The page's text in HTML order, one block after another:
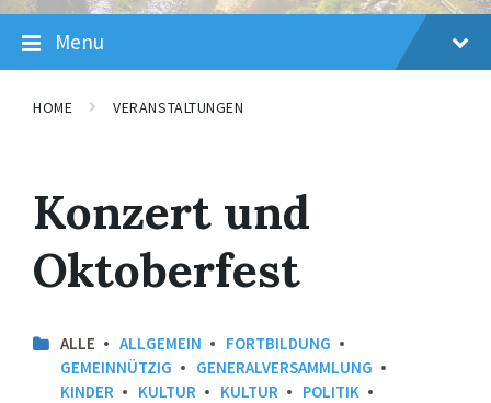
Menu
HOME VERANSTALTUNGEN
Konzert und
Oktoberfest
ALLE ALLGEMEIN
FORTBILDUNG
GEMEINNÜTZIG
GENERALVERSAMMLUNG
KINDER
KULTUR KULTUR
POLITIK